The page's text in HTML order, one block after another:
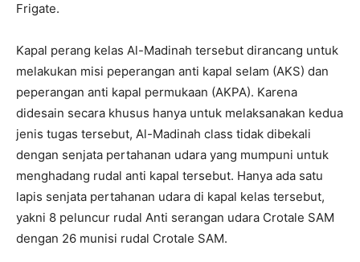
Frigate.
Kapal perang kelas Al-Madinah tersebut dirancang untuk
melakukan misi peperangan anti kapal selam (AKS) dan
peperangan anti kapal permukaan (AKPA). Karena
didesain secara khusus hanya untuk melaksanakan kedua
jenis tugas tersebut, Al-Madinah class tidak dibekali
dengan senjata pertahanan udara yang mumpuni untuk
menghadang rudal anti kapal tersebut. Hanya ada satu
lapis senjata pertahanan udara di kapal kelas tersebut,
yakni 8 peluncur rudal Anti serangan udara Crotale SAM
dengan 26 munisi rudal Crotale SAM.